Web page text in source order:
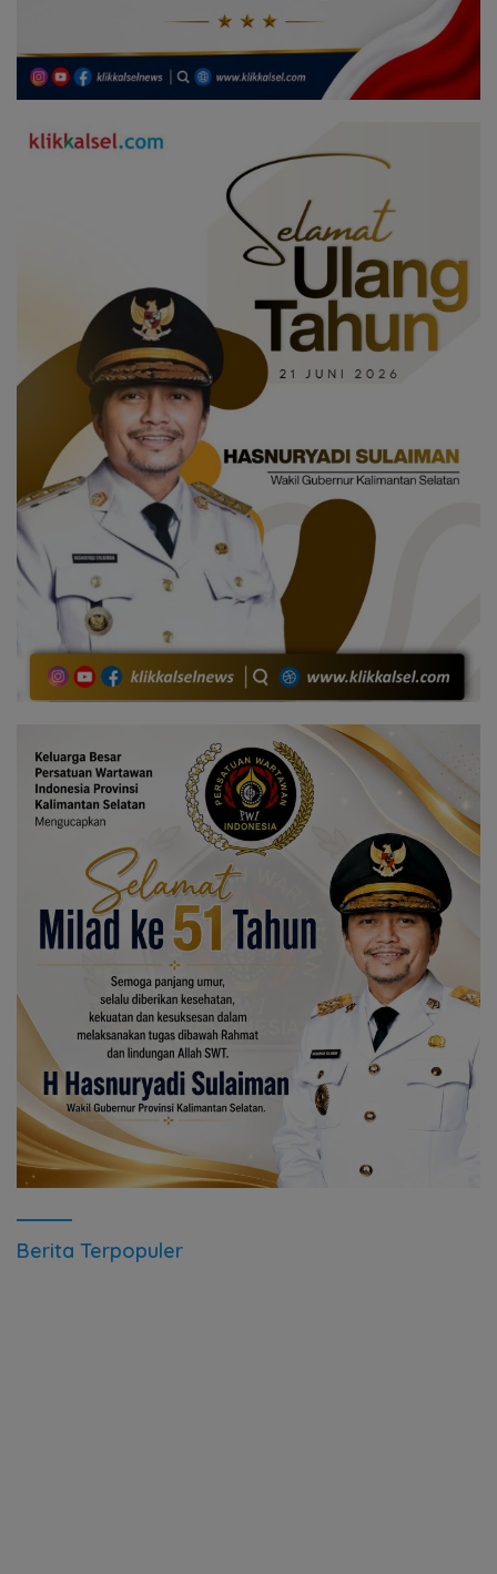
Berita Terpopuler